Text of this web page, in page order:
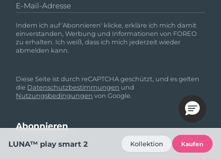
E-Mail-Adresse
Indem ich auf 'Abonnieren' klicke, erkläre ich mich damit
einverstanden, Werbung und Informationen von FOREO
zu erhalten. Ich weiß, dass ich mich jederzeit wieder
abmelden kann.
Diese Seite ist durch reCAPTCHA geschützt, und es gelten
die Datenschutzbestimmungen und
Nutzungsbedingungen von Google.
LUNA™ play smart 2 Kollektion Kaufen